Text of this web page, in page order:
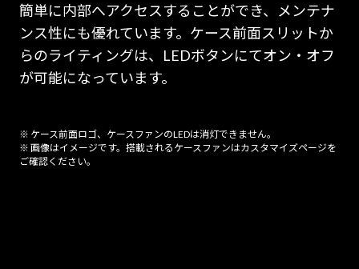
簡単に内部へアクセスすることができ、メンテナ
ンス性にも優れています。ケース前面スリットか
らのライティングは、LEDボタンにてオン・オフ
が可能になっています。
※ ケース前面ロゴ、ケースファンのLEDは消灯できません。
※ 画像はイメージです。搭載されるケースファンはカスタマイズページを
ご確認ください。